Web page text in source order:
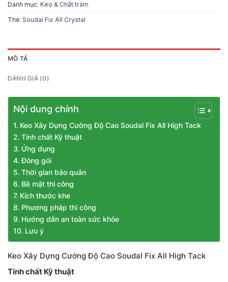
Danh mục: Keo & Chất trám
Thẻ: Soudal Fix All Crystal
MÔ TẢ
ĐÁNH GIÁ (0)
Nội dung chính
Keo Xây Dựng Cường Độ Cao Soudal Fix All High Tack
Tính chất Kỹ thuật
Ứng dụng
Đóng gói
Thời gian bảo quản
Bề mặt thi công
Kích thước khe
Phương pháp thi công
Hướng dẫn an toàn sức khỏe
Lưu ý
Keo Xây Dựng Cường Độ Cao Soudal Fix All High Tack
Tính chất Kỹ thuật